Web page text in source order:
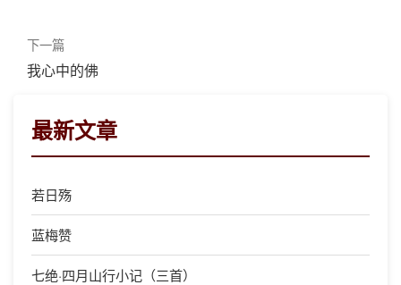
下一篇
我心中的佛
最新文章
若日殇
蓝梅赞
七绝·四月山行小记（三首）